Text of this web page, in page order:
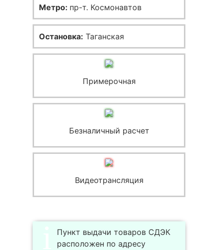
Метро: пр-т. Космонавтов
Остановка: Таганская
Примерочная
Безналичный расчет
Видеотрансляция
Пункт выдачи товаров СДЭК
расположен по адресу